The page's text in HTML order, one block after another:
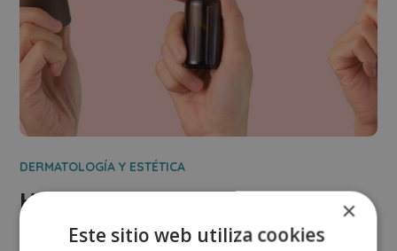
DERMATOLOGÍA Y ESTÉTICA
Historia de la cosmética: cómo ha
evolucionado el arte de embellecer
×
Este sitio web utiliza cookies